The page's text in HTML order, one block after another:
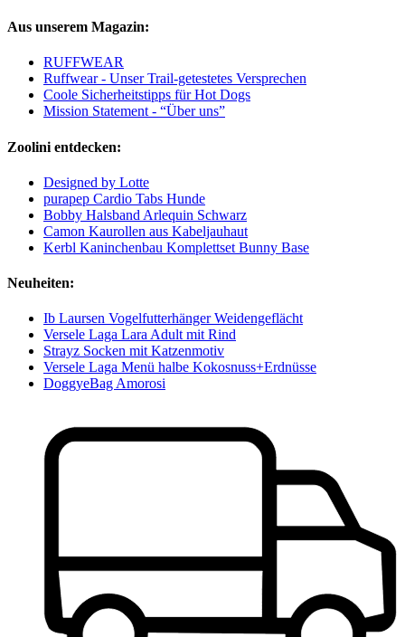
Aus unserem Magazin:
RUFFWEAR
Ruffwear - Unser Trail-getestetes Versprechen
Coole Sicherheitstipps für Hot Dogs
Mission Statement - “Über uns”
Zoolini entdecken:
Designed by Lotte
purapep Cardio Tabs Hunde
Bobby Halsband Arlequin Schwarz
Camon Kaurollen aus Kabeljauhaut
Kerbl Kaninchenbau Komplettset Bunny Base
Neuheiten:
Ib Laursen Vogelfutterhänger Weidengeflächt
Versele Laga Lara Adult mit Rind
Strayz Socken mit Katzenmotiv
Versele Laga Menü halbe Kokosnuss+Erdnüsse
DoggyeBag Amorosi